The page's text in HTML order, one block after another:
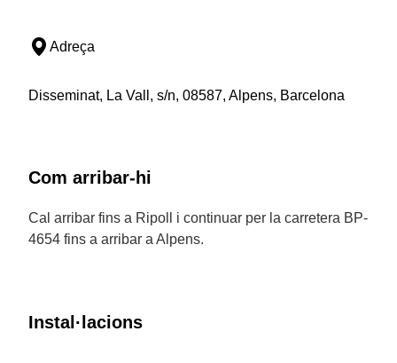
Adreça
Disseminat, La Vall, s/n, 08587, Alpens, Barcelona
Com arribar-hi
Cal arribar fins a Ripoll i continuar per la carretera BP-
4654 fins a arribar a Alpens.
Instal·lacions